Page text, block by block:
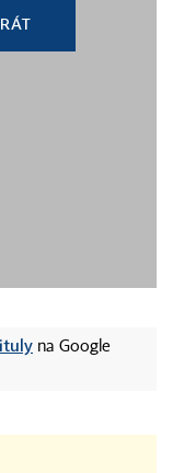
na Google